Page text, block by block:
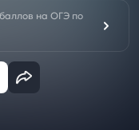
на ОГЭ по
лайфхаки для
на экзамене!